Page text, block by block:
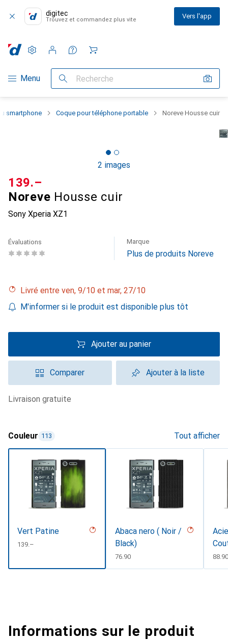
digitec
Trouvez et commandez plus vite Vers l'app
Navigation par catégorie
Menu Recherche
Paramètres
Compte client
Listes de comparaison
Listes d'envies
Panier
smartphone Coque pour téléphone portable Noreve Housse cuir
2 images
Noreve Housse cuir
Sony Xperia XZ1
CHF
139.–
Évaluations Marque
Plus de produits Noreve
Livré entre ven, 9/10 et mar, 27/10
M'informer si le produit est disponible plus tôt
Ajouter au panier
Comparer Ajouter à la liste
livraison gratuite
Couleur 113 Tout afficher
Vert Patine
CHF
139.–
Abaca nero ( Noir /
Black)
CHF
76.90 CHF
Informations sur le produit